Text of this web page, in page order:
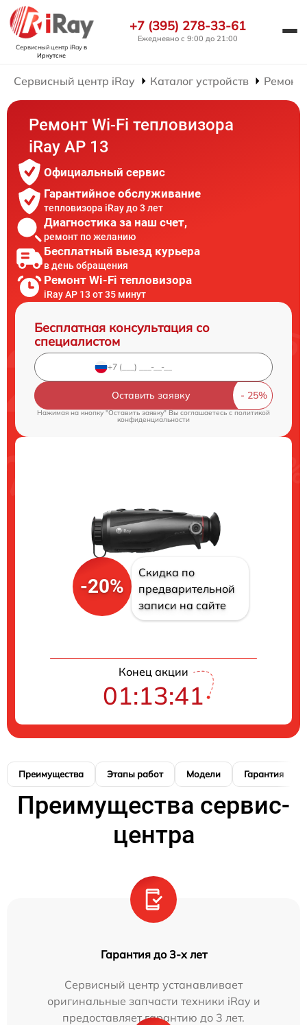
Сервисный центр iRayв
Иркутске
+7 (395) 278-33-61
Ежедневно с 9:00 до 21:00
Сервисный центр iRay Каталог устройств Ремонт
Ремонт Wi-Fi тепловизора
iRay AP 13
Официальный сервис
Гарантийное обслуживание
тепловизора iRay до 3 лет
Диагностика за наш счет,
ремонт по желанию
Бесплатный выезд курьера
в день обращения
Ремонт Wi-Fi тепловизора
iRay AP 13 от 35 минут
Бесплатная консультация со
специалистом
Оставить заявку
Нажимая на кнопку "Оставить заявку" Вы соглашаетесь cполитикой
конфиденциальности
-20%
Скидка по
предварительной
записи на сайте
Конец акции
01:13:40
Преимущества Этапы работ Модели Гарантия
Преимущества сервис-
центра
Гарантия до 3-х лет
Сервисный центр устанавливает
оригинальные запчасти техники iRay и
предоставляет гарантию до 3 лет.